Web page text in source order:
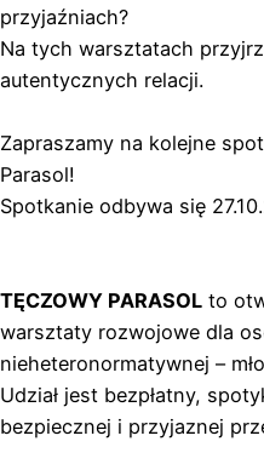
przyjaźniach?
Na tych warsztatach
autentycznych relacji.
Zapraszamy na kolejne
Parasol!
Spotkanie odbywa się
TĘCZOWY PARASOL to
warsztaty rozwojowe dla
nieheteronormatywnej –
Udział jest bezpłatny,
bezpiecznej i przyjaznej